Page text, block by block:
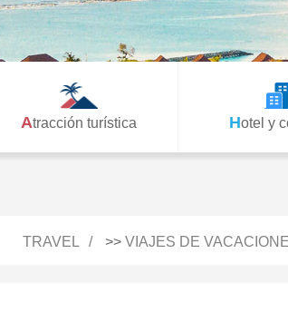
Atracción turística Hotel y
TRAVEL >> VIAJES DE